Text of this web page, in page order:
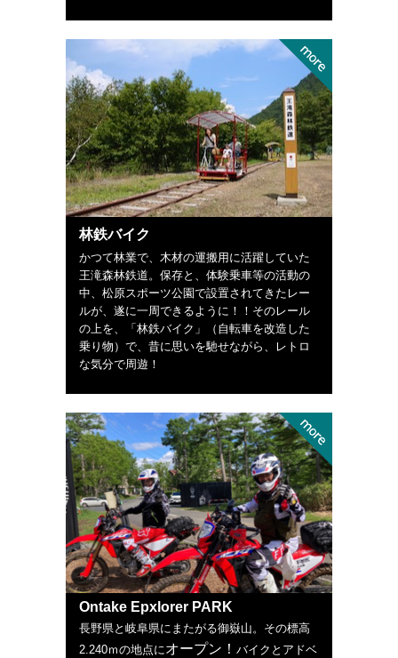
林鉄バイク
かつて林業で、木材の運搬用に活躍していた
王滝森林鉄道。保存と、体験乗車等の活動の
中、松原スポーツ公園で設置されてきたレー
ルが、遂に一周できるように！！そのレール
の上を、「林鉄バイク」（自転車を改造した
乗り物）で、昔に思いを馳せながら、レトロ
な気分で周遊！
Ontake Epxlorer PARK
長野県と岐阜県にまたがる御嶽山。その標高
2.240ｍの地点にオープン！ バイクとアドベ